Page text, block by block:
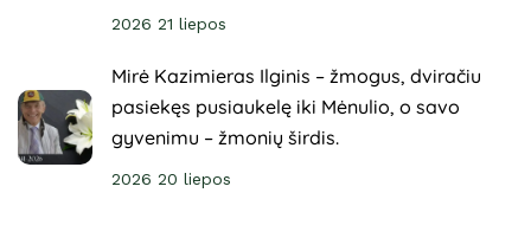
2026 21 liepos
Mirė Kazimieras Ilginis – žmogus, dviračiu
pasiekęs pusiaukelę iki Mėnulio, o savo
gyvenimu – žmonių širdis.
2026 20 liepos